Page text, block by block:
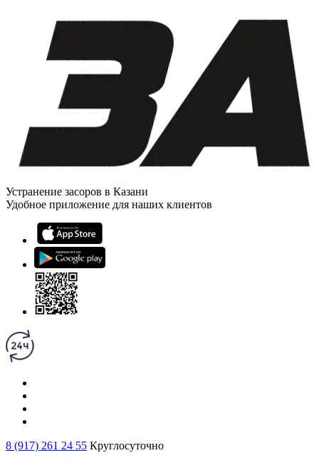
Устранение засоров в Казани
Удобное приложение для наших клиентов
8 (917) 261 24 55 Круглосуточно